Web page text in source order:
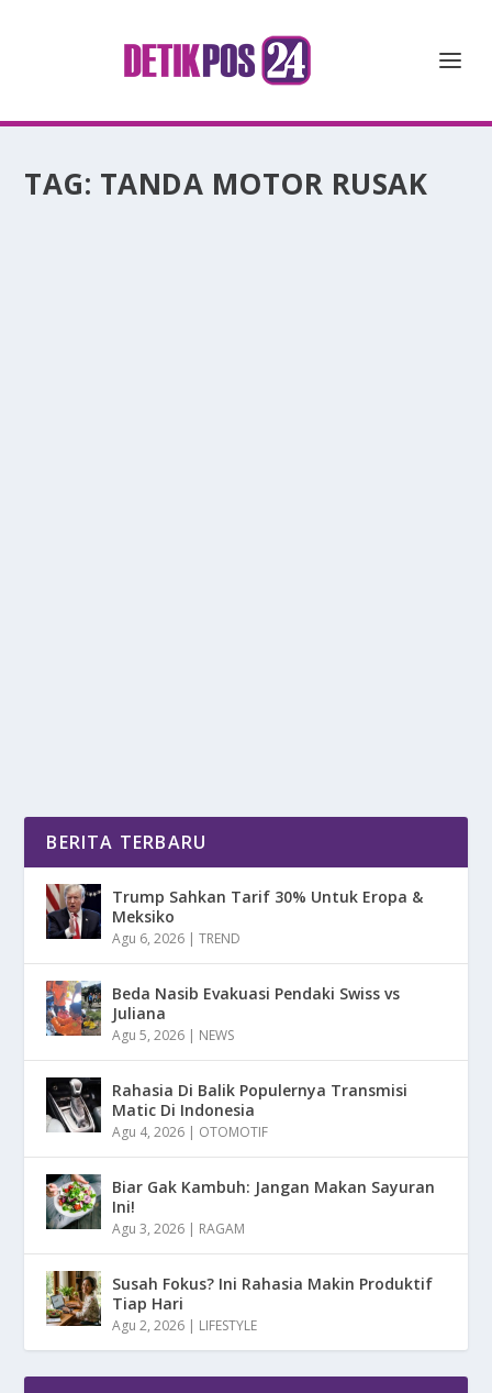
TAG: TANDA MOTOR RUSAK
BERITA TERBARU
Trump Sahkan Tarif 30% Untuk Eropa &
Meksiko
Agu 6, 2026 |TREND
Beda Nasib Evakuasi Pendaki Swiss vs
Juliana
Agu 5, 2026 | NEWS
Rahasia Di Balik Populernya Transmisi
Matic Di Indonesia
Agu 4, 2026 | OTOMOTIF
Biar Gak Kambuh: Jangan Makan Sayuran
Ini!
Agu 3, 2026 | RAGAM
Susah Fokus? Ini Rahasia Makin Produktif
Tiap Hari
Agu 2, 2026 | LIFESTYLE